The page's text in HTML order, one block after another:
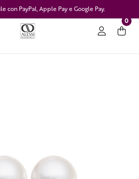
con PayPal, Apple Pay e Google Pay.
0